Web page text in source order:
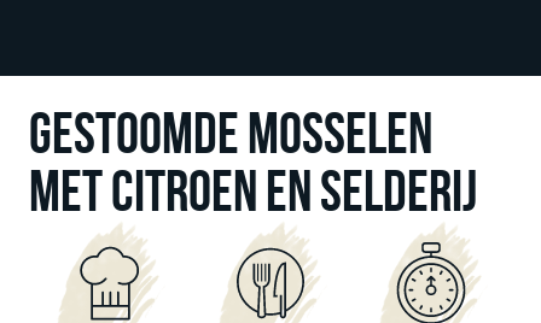
GESTOOMDE MOSSELEN
MET CITROEN EN SELDERIJ